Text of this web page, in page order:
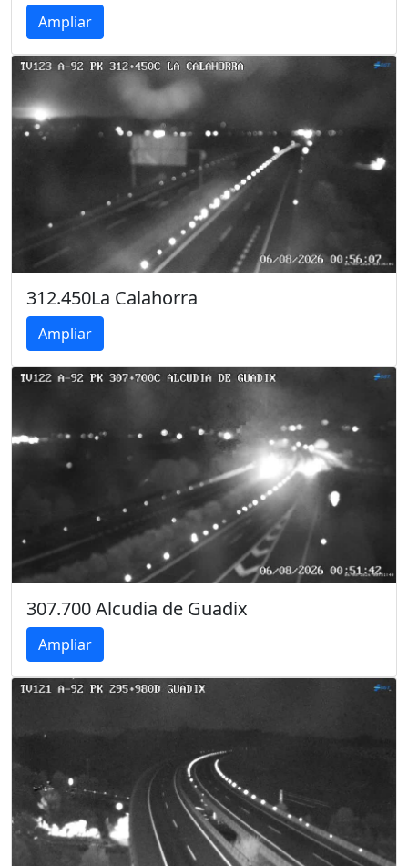
Ampliar
312.450La Calahorra
Ampliar
307.700 Alcudia de Guadix
Ampliar